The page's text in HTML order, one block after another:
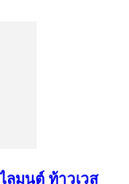
ลมนต์ ท้าวเวส